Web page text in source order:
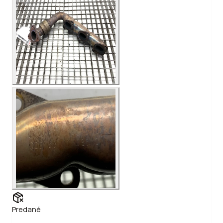
Predané